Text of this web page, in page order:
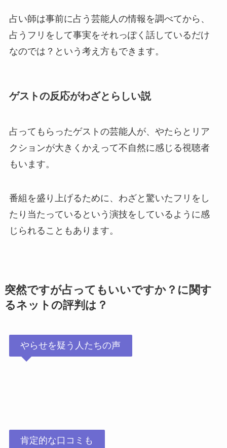
占い師は事前に占う芸能人の情報を調べてから、
占うフリをして事実をそれっぽく話しているだけ
なのでは？という考え方もできます。
ゲストの反応がわざとらしい説
占ってもらったゲストの芸能人が、やたらとリア
クションが大きくかえって不自然に感じる視聴者
もいます。
番組を盛り上げるために、わざと驚いたフリをし
たり当たっているという演技をしているように感
じられることもあります。
突然ですが占ってもいいですか？に関す
るネットの評判は？
やらせを疑う人たちの声
肯定的な口コミも